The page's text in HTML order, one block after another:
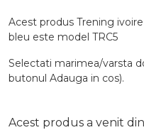
Acest produs Trening
bleu este model TRC5
Selectati marimea/varsta
butonul Adauga in cos).
Acest produs a venit